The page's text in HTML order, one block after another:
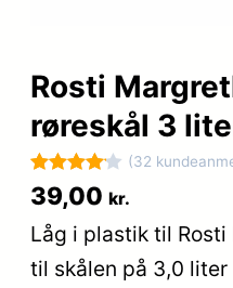
Rosti
røreskål 3
Bedømt
som
ud af 5
baseret
32
(32
39,00 kr.
Låg i plastik til
til skålen på 3,0